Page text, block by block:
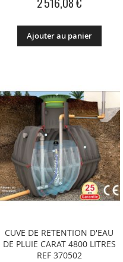
Ajouter au panier
CUVE DE RETENTION D'EAU
DE PLUIE CARAT 4800 LITRES
REF 370502